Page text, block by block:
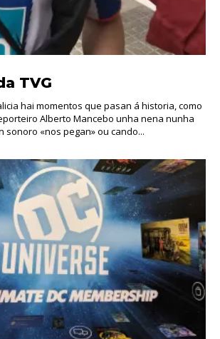
TVG
hai momentos que pasan á historia, como
Alberto Mancebo unha nena nunha
sonoro «nos pegan» ou cando...